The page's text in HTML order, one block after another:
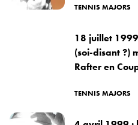
TENNIS MAJORS
18 juillet
(soi-disant ?)
Rafter en
TENNIS MAJORS